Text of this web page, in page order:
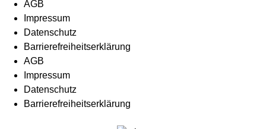
AGB
Impressum
Datenschutz
Barrierefreiheitserklärung
AGB
Impressum
Datenschutz
Barrierefreiheitserklärung